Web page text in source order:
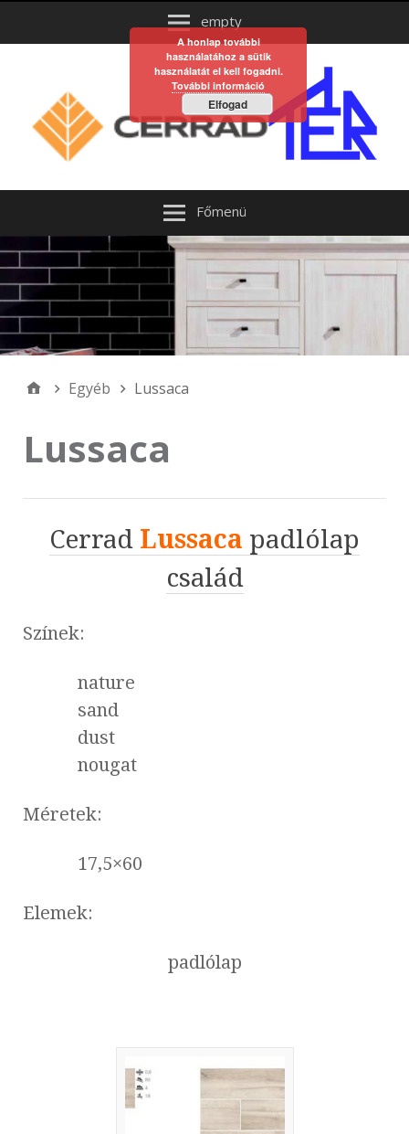
empty
Főmenü
Egyéb Lussaca
Lussaca
Cerrad Lussaca padlólap
család
Színek:
nature
sand
dust
nougat
Méretek:
17,5×60
Elemek:
padlólap
A honlap további
használatához a sütik
használatát el kell fogadni.
További információ
Elfogad